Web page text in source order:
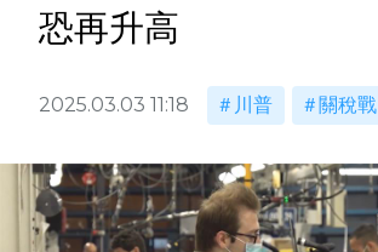
恐再升高
2025.03.03 11:18 川普 關稅戰